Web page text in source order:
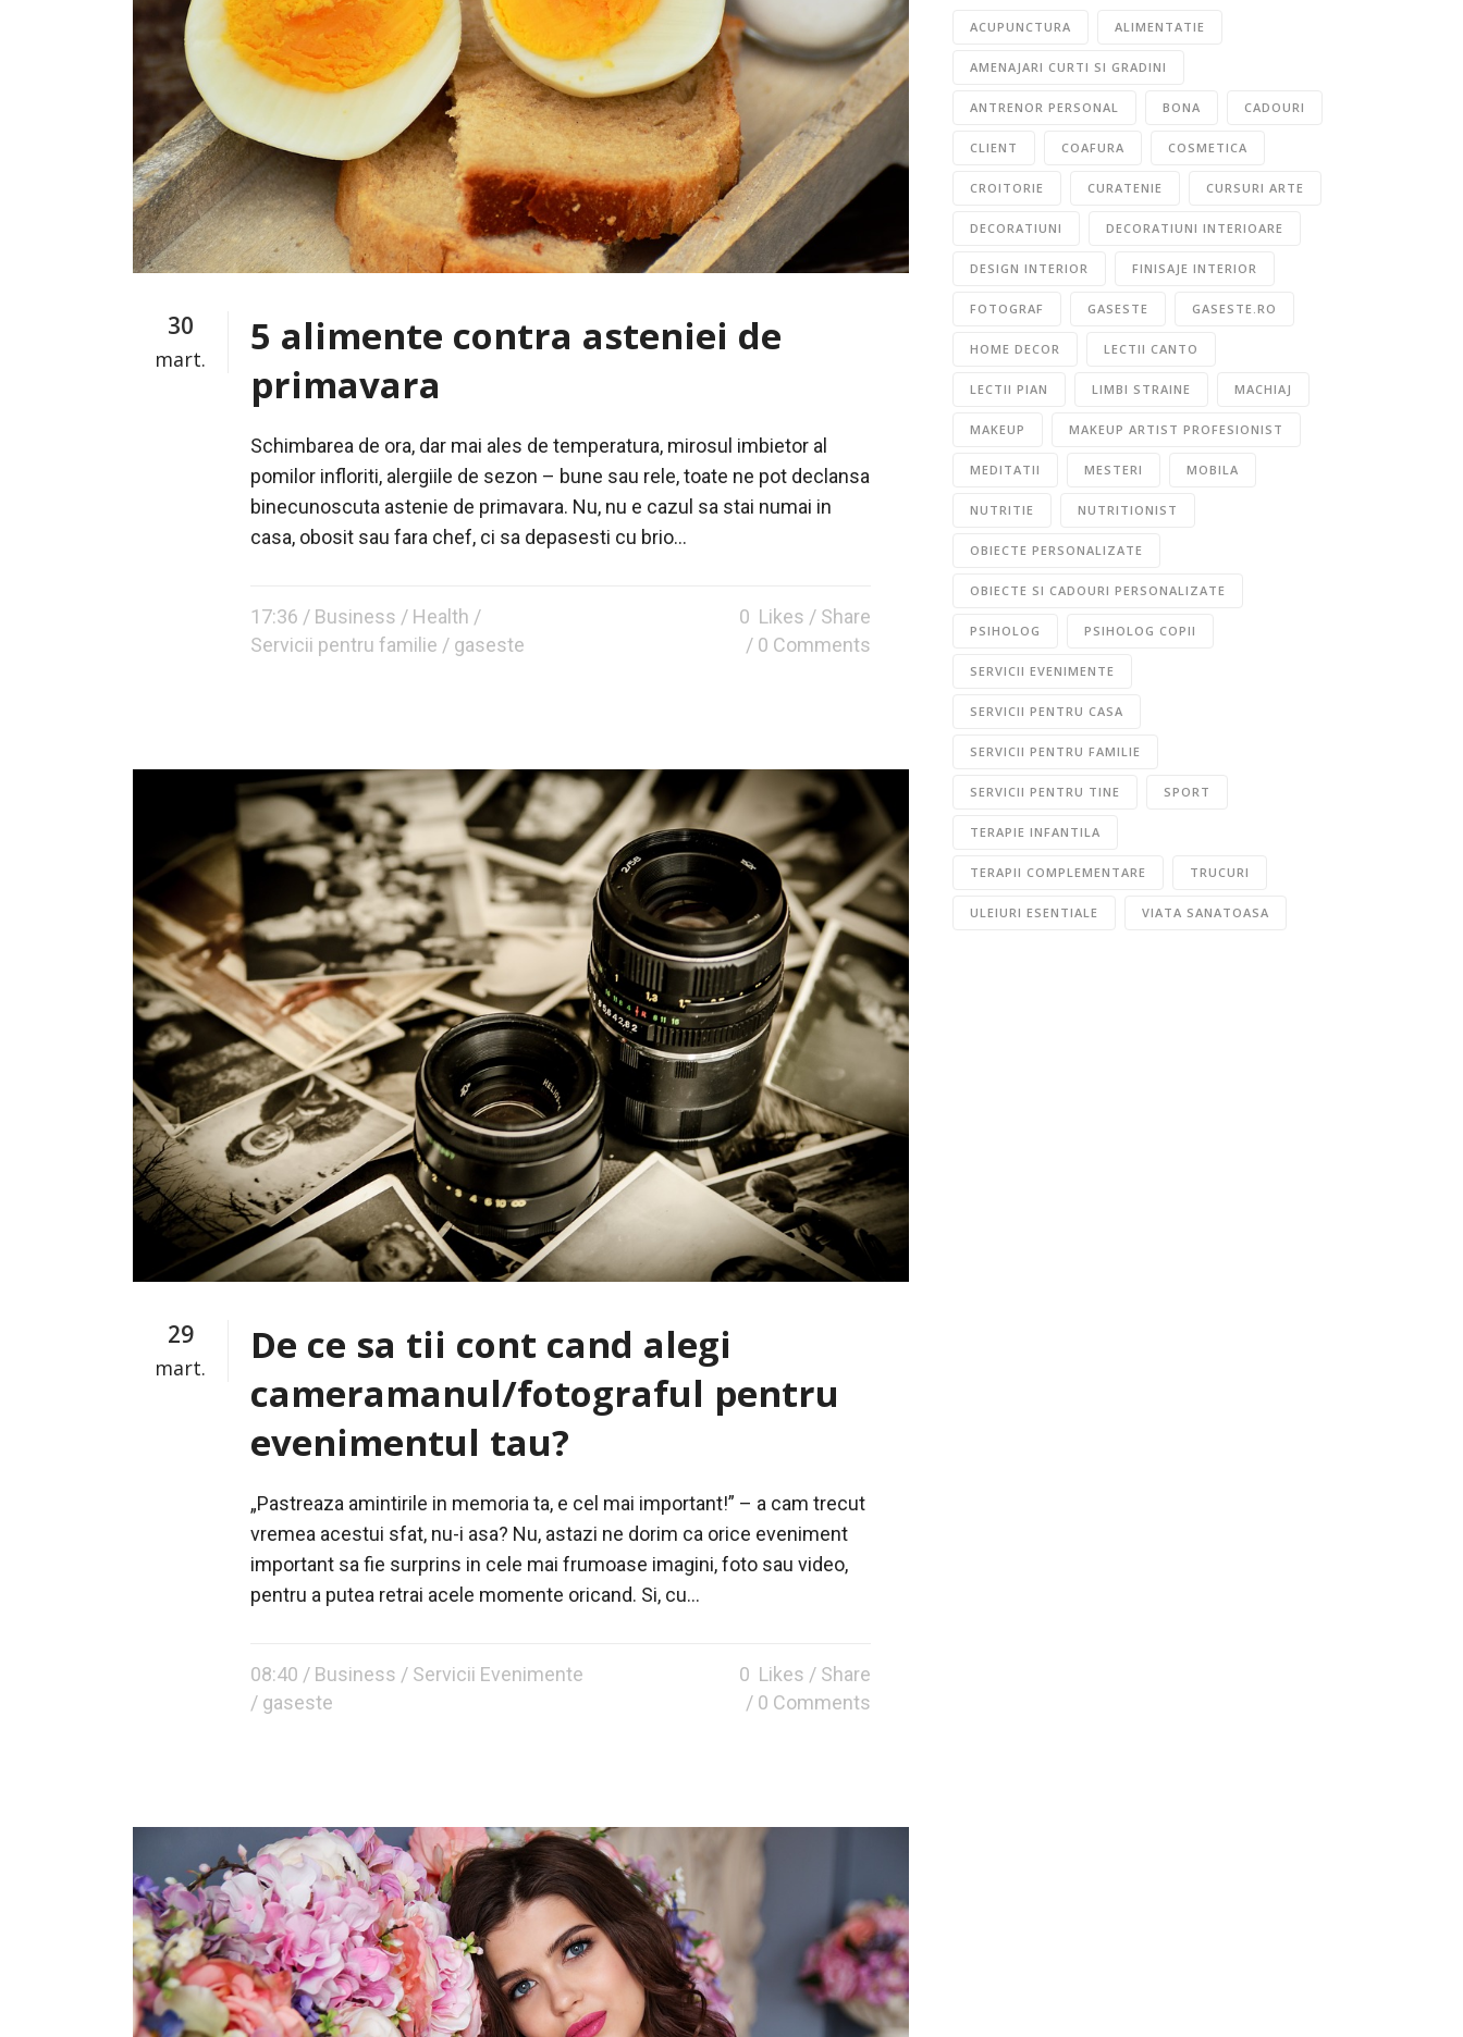
30
mart.
5 alimente contra asteniei de
primavara
Schimbarea de ora, dar mai ales de temperatura, mirosul imbietor al
pomilor infloriti, alergiile de sezon – bune sau rele, toate ne pot declansa
binecunoscuta astenie de primavara. Nu, nu e cazul sa stai numai in
casa, obosit sau fara chef, ci sa depasesti cu brio...
17:36 / Business / Health /
Servicii pentru familie / gaseste
0 Likes
Share
0 Comments
29
mart.
De ce sa tii cont cand alegi
cameramanul/fotograful pentru
evenimentul tau?
„Pastreaza amintirile in memoria ta, e cel mai important!” – a cam trecut
vremea acestui sfat, nu-i asa? Nu, astazi ne dorim ca orice eveniment
important sa fie surprins in cele mai frumoase imagini, foto sau video,
pentru a putea retrai acele momente oricand. Si, cu...
08:40 / Business / Servicii Evenimente
/ gaseste
0 Likes
Share
0 Comments
ACUPUNCTURA ALIMENTATIE
AMENAJARI CURTI SI GRADINI
ANTRENOR PERSONAL BONA CADOURI
CLIENT COAFURA COSMETICA
CROITORIE CURATENIE CURSURI ARTE
DECORATIUNI DECORATIUNI INTERIOARE
DESIGN INTERIOR FINISAJE INTERIOR
FOTOGRAF GASESTE GASESTE.RO
HOME DECOR LECTII CANTO
LECTII PIAN LIMBI STRAINE MACHIAJ
MAKEUP MAKEUP ARTIST PROFESIONIST
MEDITATII MESTERI MOBILA
NUTRITIE NUTRITIONIST
OBIECTE PERSONALIZATE
OBIECTE SI CADOURI PERSONALIZATE
PSIHOLOG PSIHOLOG COPII
SERVICII EVENIMENTE
SERVICII PENTRU CASA
SERVICII PENTRU FAMILIE
SERVICII PENTRU TINE SPORT
TERAPIE INFANTILA
TERAPII COMPLEMENTARE TRUCURI
ULEIURI ESENTIALE VIATA SANATOASA